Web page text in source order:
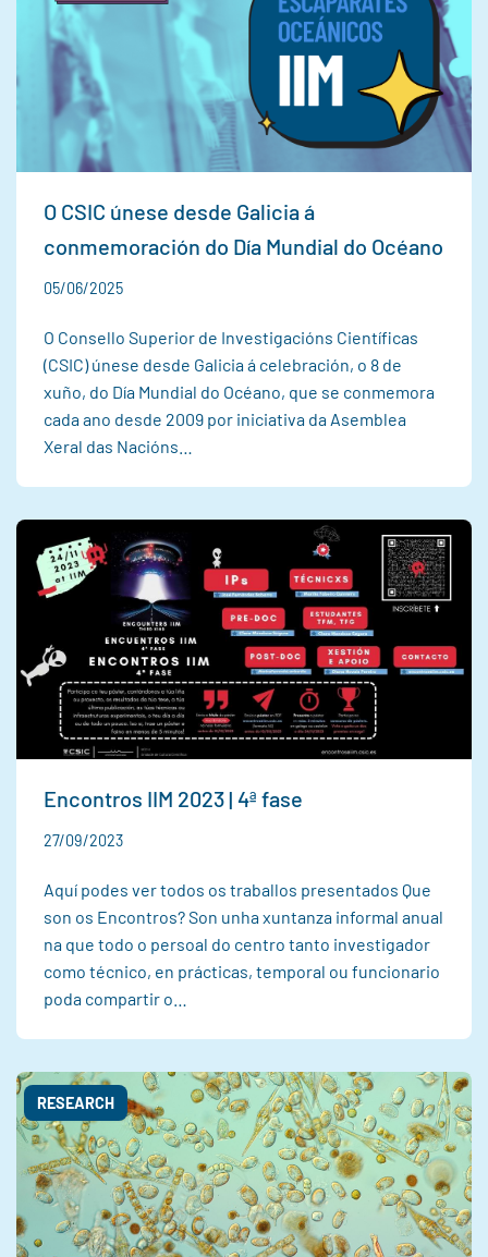
O CSIC únese desde Galicia á
conmemoración do Día Mundial do Océano
05/06/2025
O Consello Superior de Investigacións Científicas
(CSIC) únese desde Galicia á celebración, o 8 de
xuño, do Día Mundial do Océano, que se conmemora
cada ano desde 2009 por iniciativa da Asemblea
Xeral das Nacións…
Encontros IIM 2023 | 4ª fase
27/09/2023
Aquí podes ver todos os traballos presentados Que
son os Encontros? Son unha xuntanza informal anual
na que todo o persoal do centro tanto investigador
como técnico, en prácticas, temporal ou funcionario
poda compartir o…
RESEARCH